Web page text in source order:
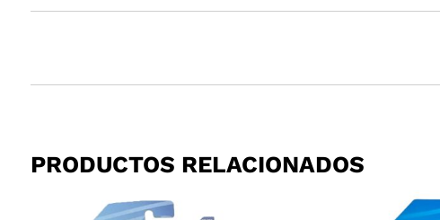
PRODUCTOS RELACIONADOS